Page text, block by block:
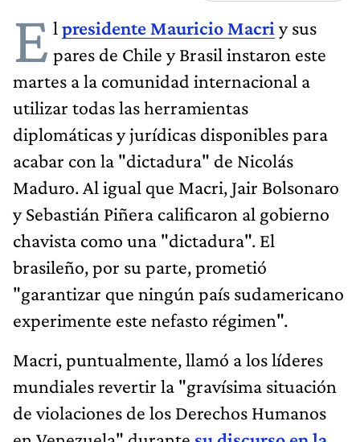
E l presidente Mauricio Macri y sus
pares de Chile y Brasil instaron este
martes a la comunidad internacional a
utilizar todas las herramientas
diplomáticas y jurídicas disponibles para
acabar con la "dictadura" de Nicolás
Maduro. Al igual que Macri, Jair Bolsonaro
y Sebastián Piñera calificaron al gobierno
chavista como una "dictadura". El
brasileño, por su parte, prometió
"garantizar que ningún país sudamericano
experimente este nefasto régimen".
Macri, puntualmente, llamó a los líderes
mundiales revertir la "gravísima situación
de violaciones de los Derechos Humanos